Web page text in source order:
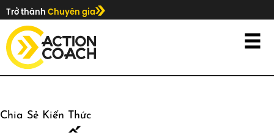
Trở thành Chuyên gia
Chia Sẻ Kiến Thức